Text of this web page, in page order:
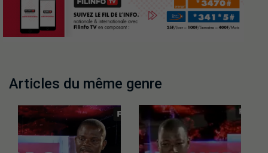
Articles du même genre